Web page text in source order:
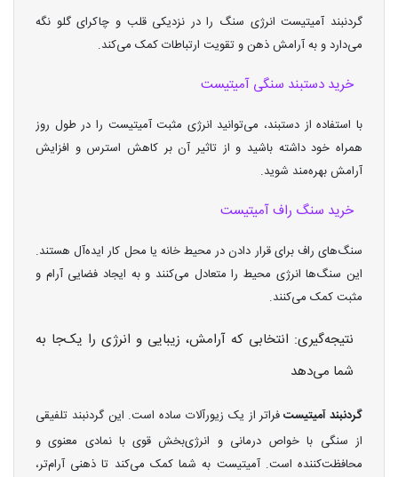
گردنبند آمیتیست انرژی سنگ را در نزدیکی قلب و چاکرای گلو نگه
می‌دارد و به آرامش ذهن و تقویت ارتباطات کمک می‌کند.
خرید دستبند سنگی آمیتیست
با استفاده از دستبند، می‌توانید انرژی مثبت آمیتیست را در طول روز
همراه خود داشته باشید و از تاثیر آن بر کاهش استرس و افزایش
آرامش بهره‌مند شوید.
خرید سنگ راف آمیتیست
سنگ‌های راف برای قرار دادن در محیط خانه یا محل کار ایده‌آل هستند.
این سنگ‌ها انرژی محیط را متعادل می‌کنند و به ایجاد فضایی آرام و
مثبت کمک می‌کنند.
نتیجه‌گیری: انتخابی که آرامش، زیبایی و انرژی را یک‌جا به
شما می‌دهد
گردنبند آمیتیستفراتر از یک زیورآلات ساده است. این گردنبند تلفیقی
از سنگی با خواص درمانی و انرژی‌بخش قوی با نمادی معنوی و
محافظت‌کننده است. آمیتیست به شما کمک می‌کند تا ذهنی آرام‌تر،